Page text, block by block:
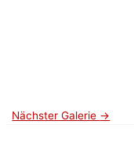
Nächster Galerie →